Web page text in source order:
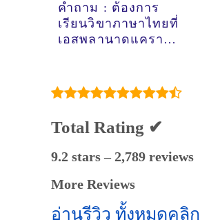
คำถาม : ต้องการ
เรียนวิขาภาษาไทยที่
เอสพลานาดแคราย
Total Rating ✔
9.2 stars – 2,789 reviews
More Reviews
อ่านรีวิว ทั้งหมดคลิก